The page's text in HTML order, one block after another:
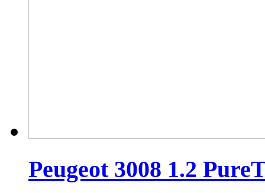
Peugeot 3008 1.2